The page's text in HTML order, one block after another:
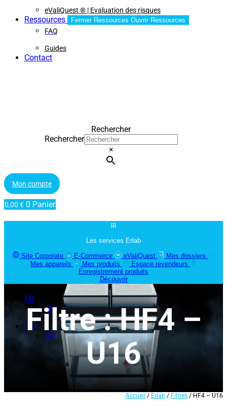
eValiQuest ® | Evaluation des risques
Ressources Fermer Ressources Ouvrir Ressources
FAQ
Guides
Contact
Rechercher
Rechercher
×
Mon compte
0,00 € 0 Panier
Les services Erlab
Site Corporate
E-Commerce eValiQuest
Mes dossiers
Mes appareils
Mes produits
Espace revendeurs
Enregistrement produits
Découvrir
FR
EN
FR
EN
Filtre : HF4 –
U16
Accueil / Erlab / Filtres / HF4 – U16